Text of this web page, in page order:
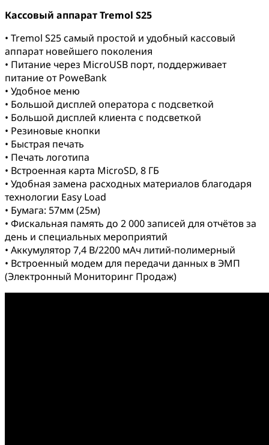
Кассовый аппарат Tremol S25
• Tremol S25 самый простой и удобный кассовый
аппарат новейшего поколения
• Питание через МicroUSB порт, поддерживает
питание от PoweBank
• Удобное меню
• Большой дисплей оператора с подсветкой
• Большой дисплей клиента с подсветкой
• Резиновые кнопки
• Быстрая печать
• Печать логотипа
• Встроенная карта МicroSD, 8 ГБ
• Удобная замена расходных материалов благодаря
технологии Easy Load
• Бумага: 57мм (25м)
• Фискальная память до 2 000 записей для отчётов за
день и специальных мероприятий
• Аккумулятор 7,4 В/2200 мАч литий-полимерный
• Встроенный модем для передачи данных в ЭМП
(Электронный Мониторинг Продаж)